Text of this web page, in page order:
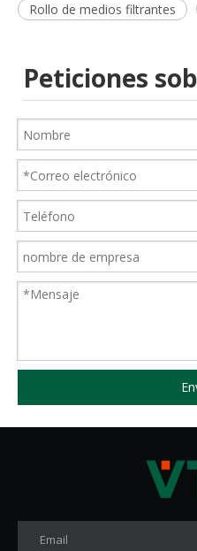
Rollo de medios filtrantes
Peticiones
Email